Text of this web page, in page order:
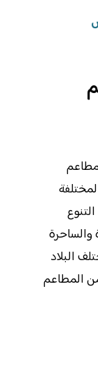
والساحرة
البلاد
المطاعم